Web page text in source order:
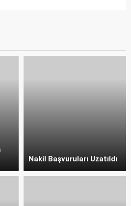
Nakil Başvuruları Uzatıldı